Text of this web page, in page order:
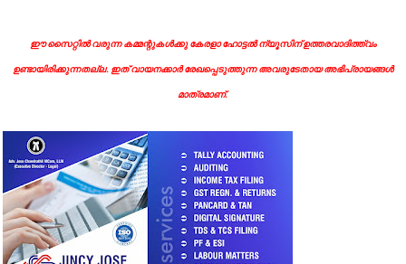
ഈ സൈറ്റിൽ വരുന്ന കമ്മന്റുകൾക്കു കേരളാ ഹോട്ടൽ ന്യൂസിന് ഉത്തരവാദിത്ത്വം
ഉണ്ടായിരിക്കുന്നതല്ല. ഇത് വായനക്കാർ രേഖപ്പെടുത്തുന്ന അവരുടേതായ അഭിപ്രായങ്ങൾ
മാത്രമാണ്.